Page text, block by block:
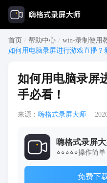
首页 / 帮助中心 / win-录制使用
如何用电脑录屏进行游戏直播？
如何用电脑录屏
手必看！
来源： 嗨格式录屏大师
嗨格式录屏
⭐⭐⭐⭐⭐操作简单
免费下